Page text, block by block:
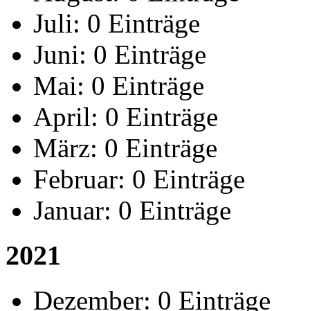
Juli: 0 Einträge
Juni: 0 Einträge
Mai: 0 Einträge
April: 0 Einträge
März: 0 Einträge
Februar: 0 Einträge
Januar: 0 Einträge
2021
Dezember: 0 Einträge